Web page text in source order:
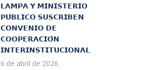
𝗟𝗔𝗠𝗣𝗔 𝗬 𝗠𝗜𝗡𝗜𝗦𝗧𝗘𝗥𝗜𝗢
𝗣𝗨́𝗕𝗟𝗜𝗖𝗢 𝗦𝗨𝗦𝗖𝗥𝗜𝗕𝗘𝗡
𝗖𝗢𝗡𝗩𝗘𝗡𝗜𝗢 𝗗𝗘
𝗖𝗢𝗢𝗣𝗘𝗥𝗔𝗖𝗜𝗢́𝗡
𝗜𝗡𝗧𝗘𝗥𝗜𝗡𝗦𝗧𝗜𝗧𝗨𝗖𝗜𝗢𝗡𝗔𝗟
6 de abril de 2026